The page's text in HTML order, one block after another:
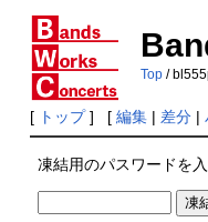
Top/
[ トップ] [ 編集| 差分|
凍結用のパスワードを